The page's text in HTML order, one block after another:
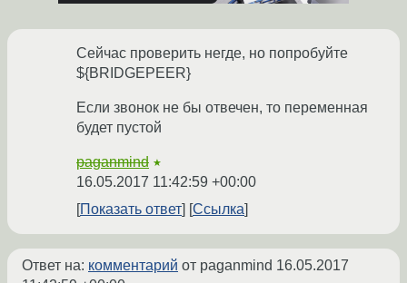
Сейчас проверить негде, но попробуйте
${BRIDGEPEER}
Если звонок не бы отвечен, то переменная
будет пустой
paganmind ★
16.05.2017 11:42:59 +00:00
Показать ответ
Ссылка
Ответ на: комментарий от paganmind 16.05.2017